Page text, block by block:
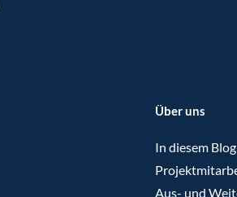
Über uns
In diesem
Aus- und